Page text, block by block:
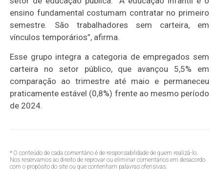
ensino fundamental costumam contratar no primeiro
semestre. São trabalhadores sem carteira, em
vínculos temporários”, afirma.
Esse grupo integra a categoria de empregados sem
carteira no setor público, que avançou 5,5% em
comparação ao trimestre até maio e permaneceu
praticamente estável (0,8%) frente ao mesmo período
de 2024.
* O conteúdo de cada comentário é de responsabilidade de quem realizá-lo.
Nos reservamos ao direito de reprovar ou eliminar comentários em desacordo
com o propósito do site ou que contenham palavras ofensivas.